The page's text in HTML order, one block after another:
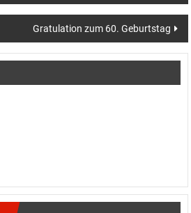
Gratulation zum 60. Geburtstag